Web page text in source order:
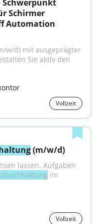
Schwerpunkt
Schirmer
Automation
w/d) mit ausgeprägter
Sie aktiv den
Vollzeit
(m/w/d)
lassen. Aufgaben
im
Vollzeit